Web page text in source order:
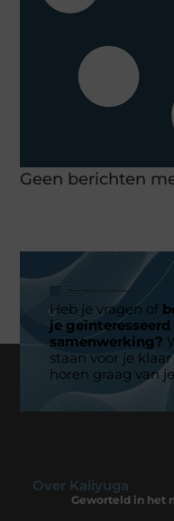
Geen berichten
Heb je vragen of
je geïnteresseerd
samenwerking?
staan voor je klaar
horen graag van
Over Kaliyuga
Geworteld in het